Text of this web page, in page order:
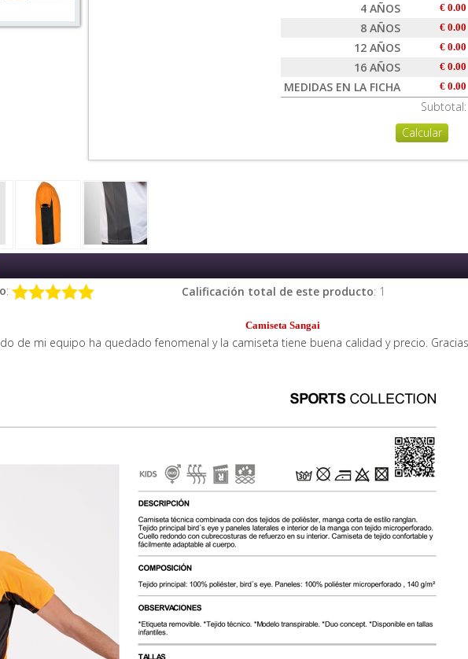
4 AÑOS € 0.00
8 AÑOS € 0.00
12 AÑOS € 0.00
16 AÑOS € 0.00
MEDIDAS EN LA FICHA € 0.00
Subtotal:
: Calificación total de este producto: 1
Camiseta Sangai
de mi equipo ha quedado fenomenal y la camiseta tiene buena calidad y precio.